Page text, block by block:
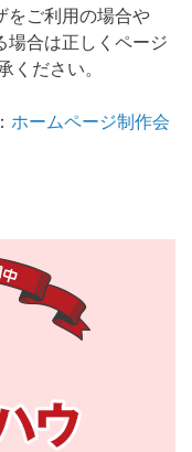
をご利用の場合や
場合は正しくページ
ください。
ホームページ制作会